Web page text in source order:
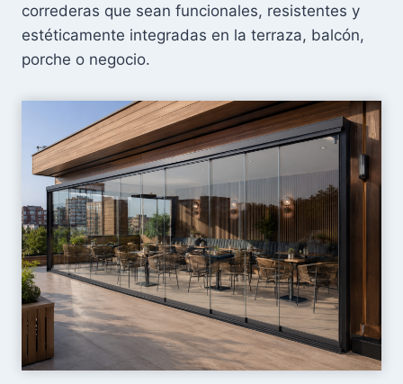
correderas que sean funcionales, resistentes y
estéticamente integradas en la terraza, balcón,
porche o negocio.